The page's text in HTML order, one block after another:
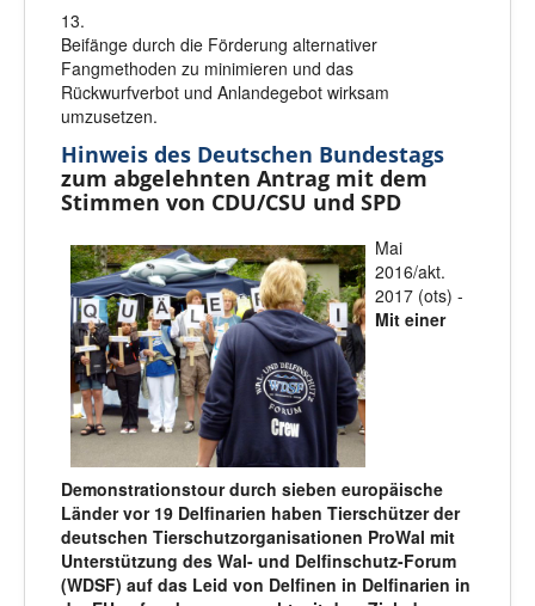
13.
Beifänge durch die Förderung alternativer
Fangmethoden zu minimieren und das
Rückwurfverbot und Anlandegebot wirksam
umzusetzen.
Hinweis des Deutschen Bundestags
zum abgelehnten Antrag mit dem
Stimmen von CDU/CSU und SPD
Mai
2016/akt.
2017 (ots) -
Mit einer
Demonstrationstour durch sieben europäische
Länder vor 19 Delfinarien haben Tierschützer der
deutschen Tierschutzorganisationen ProWal mit
Unterstützung des Wal- und Delfinschutz-Forum
(WDSF) auf das Leid von Delfinen in Delfinarien in